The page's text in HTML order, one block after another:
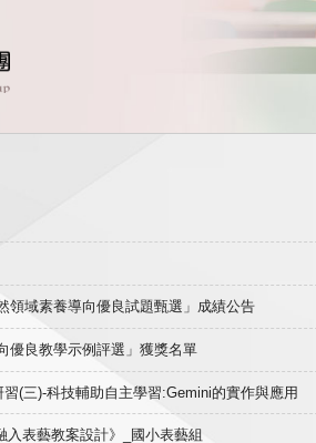
領域素養導向優良試題甄選」成績公告
優良教學示例評選」獲獎名單
(三)-科技輔助自主學習:Gemini的實作與應用
入表藝教案設計》_國小表藝組